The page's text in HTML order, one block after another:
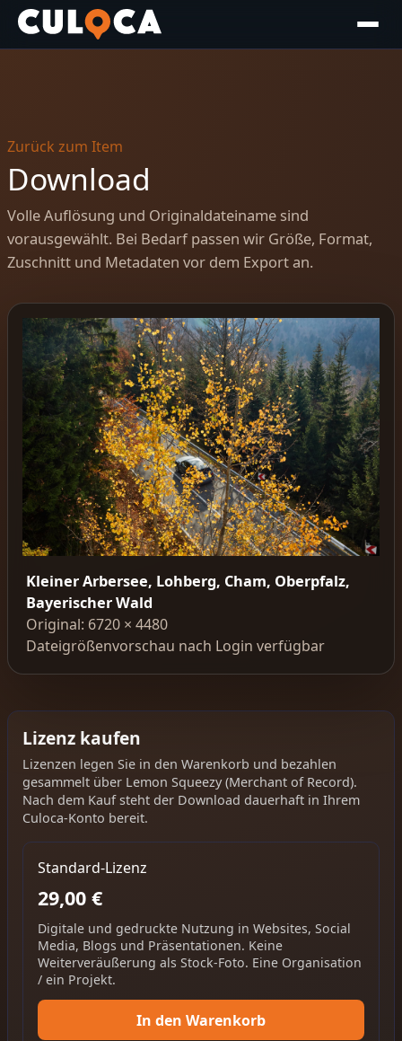
Zurück zum Item
Download
Volle Auflösung und Originaldateiname sind
vorausgewählt. Bei Bedarf passen wir Größe, Format,
Zuschnitt und Metadaten vor dem Export an.
Kleiner Arbersee, Lohberg, Cham, Oberpfalz,
Bayerischer Wald
Original: 6720 × 4480
Dateigrößenvorschau nach Login verfügbar
Lizenz kaufen
Lizenzen legen Sie in den Warenkorb und bezahlen
gesammelt über Lemon Squeezy (Merchant of Record).
Nach dem Kauf steht der Download dauerhaft in Ihrem
Culoca-Konto bereit.
Standard-Lizenz
29,00 €
Digitale und gedruckte Nutzung in Websites, Social
Media, Blogs und Präsentationen. Keine
Weiterveräußerung als Stock-Foto. Eine Organisation
/ ein Projekt.
In den Warenkorb